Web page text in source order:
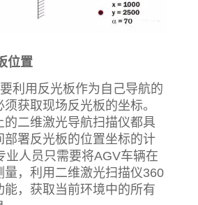
置
用反光板作为自己导航的
获取现场反光板的坐标。
的二维激光导航扫描仪都具
部署反光板的位置坐标的计
业人员只需要将AGV车辆在
量，利用二维激光扫描仪360
能，获取当前环境中的所有